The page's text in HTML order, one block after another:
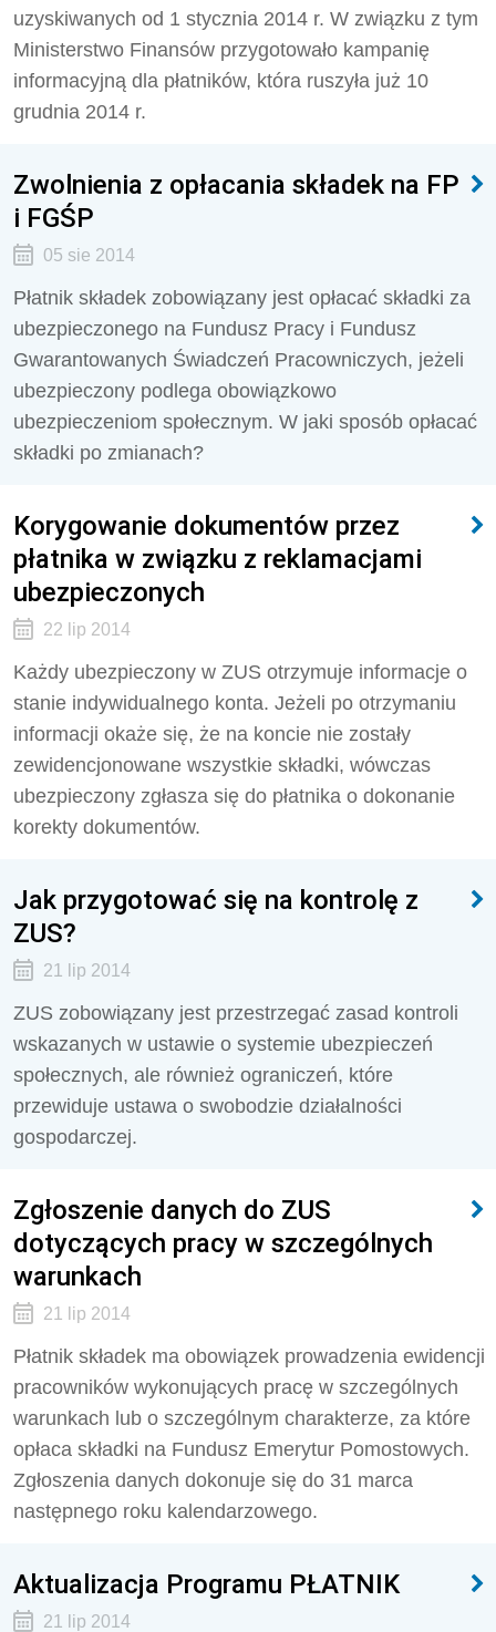
uzyskiwanych od 1 stycznia 2014 r. W związku z tym
Ministerstwo Finansów przygotowało kampanię
informacyjną dla płatników, która ruszyła już 10
grudnia 2014 r.
Zwolnienia z opłacania składek na FP
i FGŚP
05 sie 2014
Płatnik składek zobowiązany jest opłacać składki za
ubezpieczonego na Fundusz Pracy i Fundusz
Gwarantowanych Świadczeń Pracowniczych, jeżeli
ubezpieczony podlega obowiązkowo
ubezpieczeniom społecznym. W jaki sposób opłacać
składki po zmianach?
Korygowanie dokumentów przez
płatnika w związku z reklamacjami
ubezpieczonych
22 lip 2014
Każdy ubezpieczony w ZUS otrzymuje informacje o
stanie indywidualnego konta. Jeżeli po otrzymaniu
informacji okaże się, że na koncie nie zostały
zewidencjonowane wszystkie składki, wówczas
ubezpieczony zgłasza się do płatnika o dokonanie
korekty dokumentów.
Jak przygotować się na kontrolę z
ZUS?
21 lip 2014
ZUS zobowiązany jest przestrzegać zasad kontroli
wskazanych w ustawie o systemie ubezpieczeń
społecznych, ale również ograniczeń, które
przewiduje ustawa o swobodzie działalności
gospodarczej.
Zgłoszenie danych do ZUS
dotyczących pracy w szczególnych
warunkach
21 lip 2014
Płatnik składek ma obowiązek prowadzenia ewidencji
pracowników wykonujących pracę w szczególnych
warunkach lub o szczególnym charakterze, za które
opłaca składki na Fundusz Emerytur Pomostowych.
Zgłoszenia danych dokonuje się do 31 marca
następnego roku kalendarzowego.
Aktualizacja Programu PŁATNIK
21 lip 2014